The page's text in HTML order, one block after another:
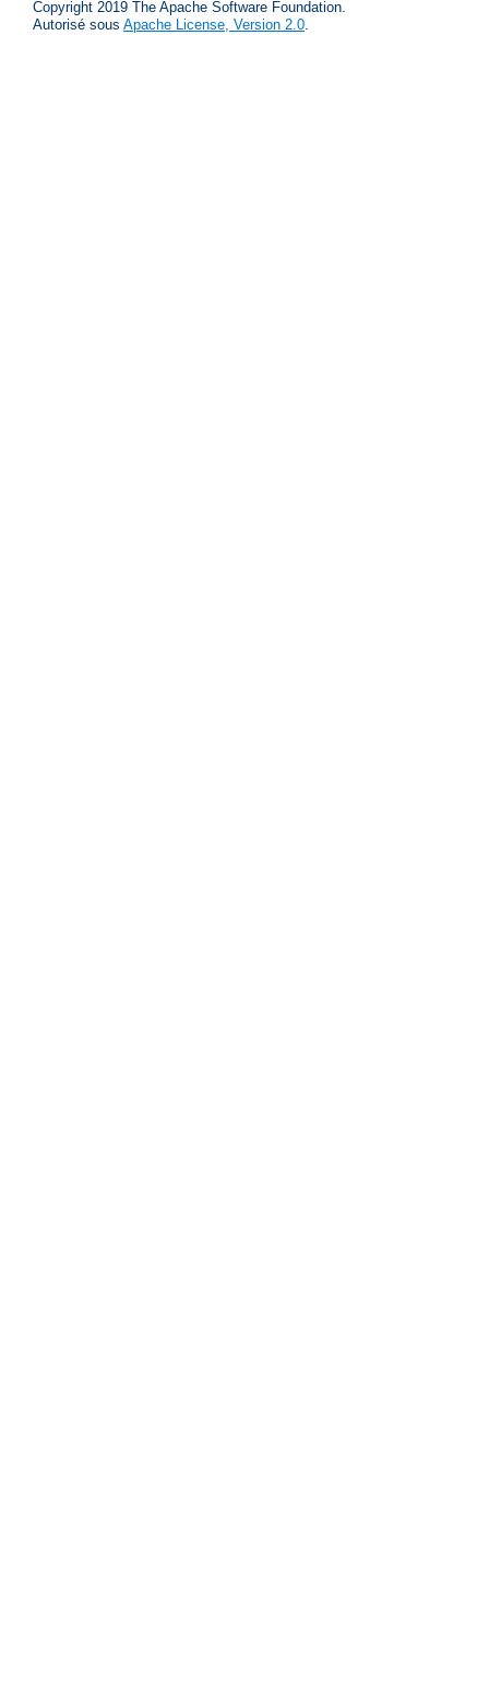
Copyright 2019 The Apache Software Foundation.
Autorisé sous Apache License, Version 2.0.